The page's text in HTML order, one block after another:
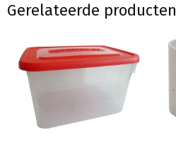
Gerelateerde producten